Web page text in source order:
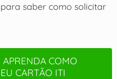
saber como solicitar
COMO
CARTÃO ITI